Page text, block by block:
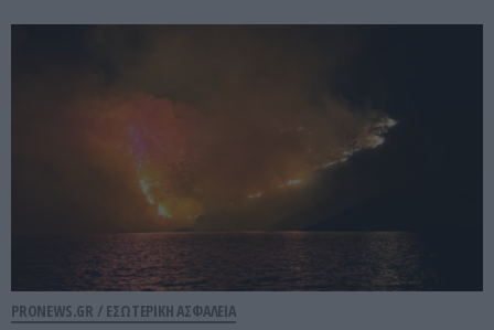
PRONEWS.GR / ΕΣΩΤΕΡΙΚΗ ΑΣΦΑΛΕΙΑ